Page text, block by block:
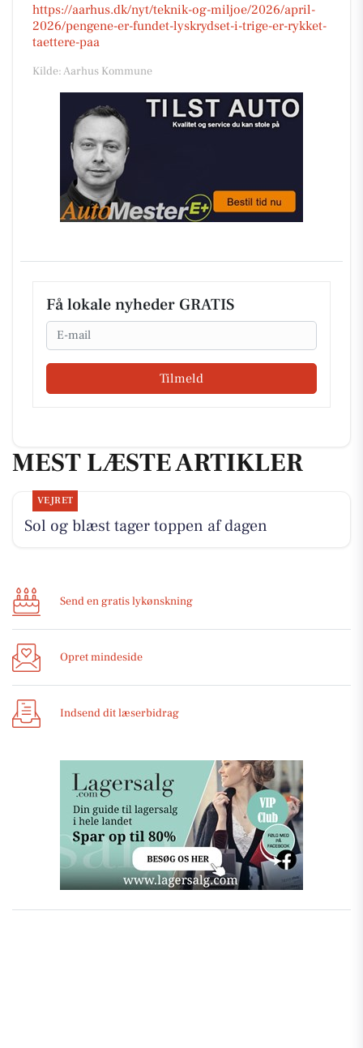
https://aarhus.dk/nyt/teknik-og-miljoe/2026/april-
2026/pengene-er-fundet-lyskrydset-i-trige-er-rykket-
taettere-paa
Kilde: Aarhus Kommune
Få lokale nyheder GRATIS
Email
Tilmeld
MEST LÆSTE ARTIKLER
VEJRET
Sol og blæst tager toppen af dagen
Send en gratis lykønskning
Opret mindeside
Indsend dit læserbidrag